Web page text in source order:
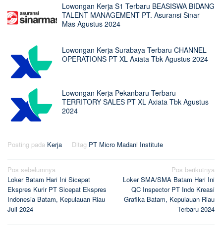
Lowongan Kerja S1 Terbaru BEASISWA BIDANG
TALENT MANAGEMENT PT. Asuransi Sinar
Mas Agustus 2024
Lowongan Kerja Surabaya Terbaru CHANNEL
OPERATIONS PT XL Axiata Tbk Agustus 2024
Lowongan Kerja Pekanbaru Terbaru
TERRITORY SALES PT XL Axiata Tbk Agustus
2024
Posting pada Kerja Ditag PT Micro Madani Institute
Navigasi
pos
Pos sebelumnya
Loker Batam Hari Ini Sicepat
Ekspres Kurir PT Sicepat Ekspres
Indonesia Batam, Kepulauan Riau
Juli 2024
Pos berikutnya
Loker SMA/SMA Batam Hari Ini
QC Inspector PT Indo Kreasi
Grafika Batam, Kepulauan Riau
Terbaru 2024